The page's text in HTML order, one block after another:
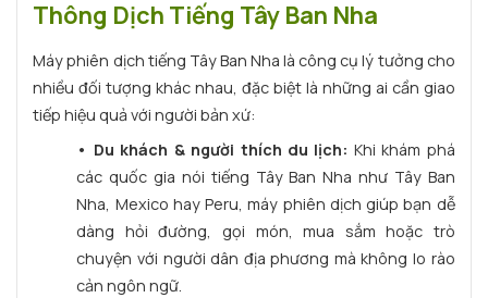
Thông Dịch Tiếng Tây Ban Nha
Máy phiên dịch tiếng Tây Ban Nha là công cụ lý tưởng cho
nhiều đối tượng khác nhau, đặc biệt là những ai cần giao
tiếp hiệu quả với người bản xứ:
• Du khách & người thích du lịch: Khi khám phá
các quốc gia nói tiếng Tây Ban Nha như Tây Ban
Nha, Mexico hay Peru, máy phiên dịch giúp bạn dễ
dàng hỏi đường, gọi món, mua sắm hoặc trò
chuyện với người dân địa phương mà không lo rào
cản ngôn ngữ.